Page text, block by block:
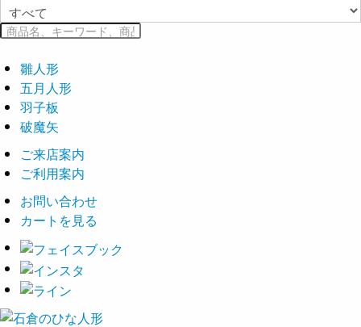
雛人形
五月人形
羽子板
破魔矢
ご来店案内
ご利用案内
お問い合わせ
カートを見る